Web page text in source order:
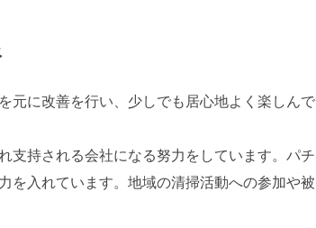
元に改善を行い、少しでも居心地よく楽しんで
支持される会社になる努力をしています。パチ
を入れています。地域の清掃活動への参加や被